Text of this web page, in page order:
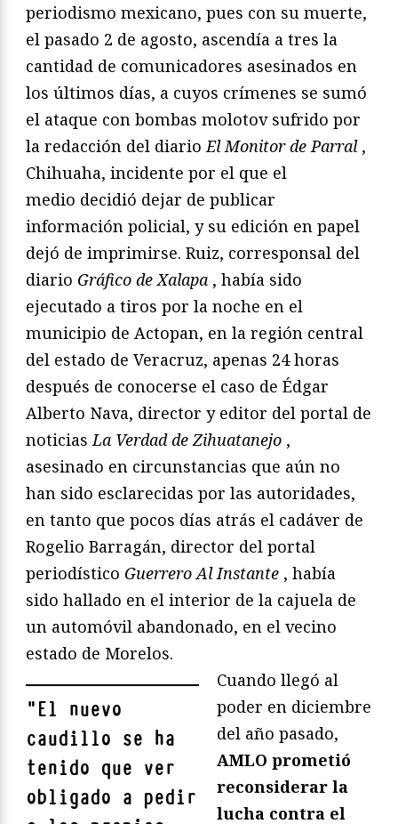
periodismo mexicano, pues con su muerte,
el pasado 2 de agosto, ascendía a tres la
cantidad de comunicadores asesinados en
los últimos días, a cuyos crímenes se sumó
el ataque con bombas molotov sufrido por
la redacción del diarioEl Monitor de Parral ,
Chihuaha, incidente por el que el
medio decidió dejar de publicar
información policial, y su edición en papel
dejó de imprimirse. Ruiz, corresponsal del
diario Gráfico de Xalapa , había sido
ejecutado a tiros por la noche en el
municipio de Actopan, en la región central
del estado de Veracruz, apenas 24 horas
después de conocerse el caso de Édgar
Alberto Nava, director y editor del portal de
noticiasLa Verdad de Zihuatanejo ,
asesinado en circunstancias que aún no
han sido esclarecidas por las autoridades,
en tanto que pocos días atrás el cadáver de
Rogelio Barragán, director del portal
periodístico Guerrero Al Instante , había
sido hallado en el interior de la cajuela de
un automóvil abandonado, en el vecino
estado de Morelos.
"El nuevo
caudillo se ha
tenido que ver
obligado a pedir
Cuando llegó al
poder en diciembre
del año pasado,
AMLO prometió
reconsiderar la
lucha contra el